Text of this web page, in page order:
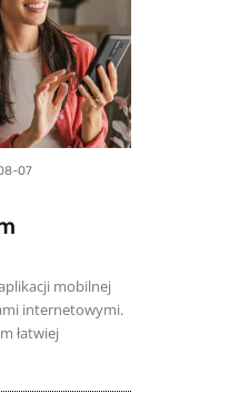
07
mobilnej
internetowymi.
łatwiej